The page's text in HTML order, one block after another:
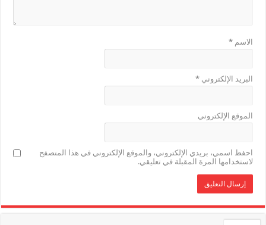
الاسم*
البريد الإلكتروني*
الموقع الإلكتروني
احفظ اسمي، بريدي الإلكتروني، والموقع الإلكتروني في هذا المتصفح
لاستخدامها المرة المقبلة في تعليقي.